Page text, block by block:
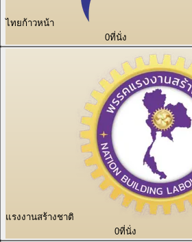
ไทยก้าวหน้า
0ที่นั่ง
แรงงานสร้างชาติ
0ที่นั่ง